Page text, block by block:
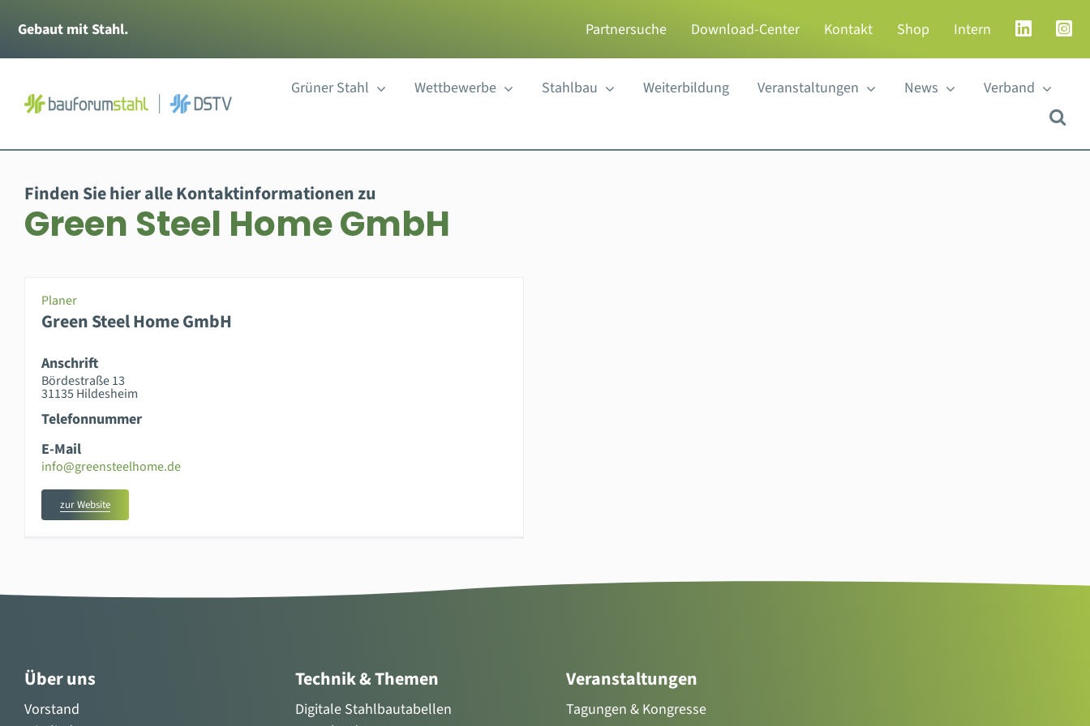
Inhalt
springen
Gebaut mit Stahl. Partnersuche Download-Center Kontakt Shop Intern
Grüner Stahl Wettbewerbe Stahlbau Weiterbildung Veranstaltungen News Verband
Finden Sie hier alle Kontaktinformationen zu
Green Steel Home GmbH
Planer
Green Steel Home GmbH
Anschrift
Bördestraße 13
31135 Hildesheim
Telefonnummer
E-Mail
info@greensteelhome.de
zur Website
Über uns
Vorstand
Technik & Themen
Digitale Stahlbautabellen
Veranstaltungen
Tagungen & Kongresse